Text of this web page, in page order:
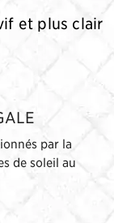
et plus clair
par la
de soleil au